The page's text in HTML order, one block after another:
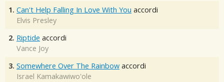
1. Can't Help Falling In Love With You accordi
Elvis Presley
2. Riptide accordi
Vance Joy
3. Somewhere Over The Rainbow accordi
Israel Kamakawiwo'ole